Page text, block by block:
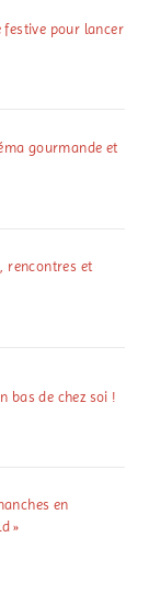
festive pour lancer
gourmande et
rencontres et
bas de chez soi !
en
»